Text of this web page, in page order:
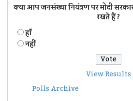
क्या आप जनसंख्या नियंत्रण पर मोदी
रखते हैं ?
हॉं
नहीं
View Results
Polls Archive